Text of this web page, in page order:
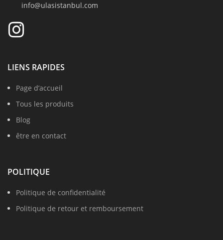
info@ulasistanbul.com
LIENS RAPIDES
Page d’accueil
Tous les produits
Blog
être en contact
POLITIQUE
Politique de confidentialité
Politique de retour et remboursement